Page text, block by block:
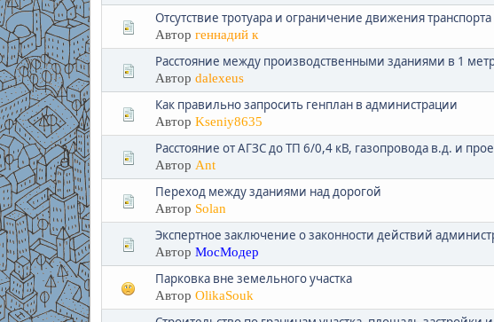
Отсутствие тротуара и ограничение движения транспорта
Автор геннадий к
Расстояние между производственными зданиями в 1
Автор dalexeus
Как правильно запросить генплан в администрации
Автор Kseniy8635
Расстояние от АГЗС до ТП 6/0,4 кВ, газопровода в.д. и
Автор Ant
Переход между зданиями над дорогой
Автор Solan
Экспертное заключение о законности действий
Автор МосМодер
Парковка вне земельного участка
Автор OlikaSouk